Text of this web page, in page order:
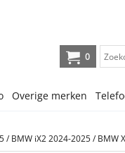
0
Overige merken
BMW iX2 2024-2025 / BMW